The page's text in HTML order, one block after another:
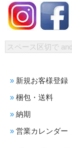
新規お客様登録
梱包・送料
納期
営業カレンダー